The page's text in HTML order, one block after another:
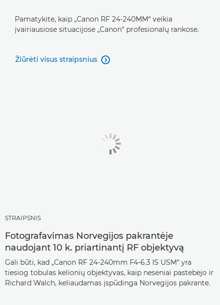
Pamatykite, kaip „Canon RF 24-240MM“ veikia
įvairiausiose situacijose „Canon“ profesionalų rankose.
Žiūrėti visus straipsnius 
STRAIPSNIS
Fotografavimas Norvegijos pakrantėje
naudojant 10 k. priartinantį RF objektyvą
Gali būti, kad „Canon RF 24-240mm F4-6.3 IS USM“ yra
tiesiog tobulas kelionių objektyvas, kaip neseniai pastebėjo ir
Richard Walch, keliaudamas įspūdinga Norvegijos pakrante.